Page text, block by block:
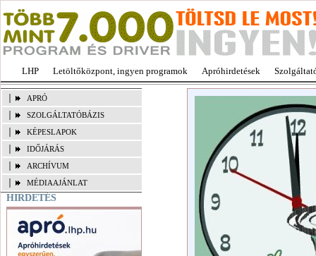
LHP Letöltőközpont, ingyen programok Apróhirdetések
APRÓ
SZOLGÁLTATÓBÁZIS
KÉPESLAPOK
IDŐJÁRÁS
ARCHÍVUM
MÉDIAAJÁNLAT
HIRDETÉS